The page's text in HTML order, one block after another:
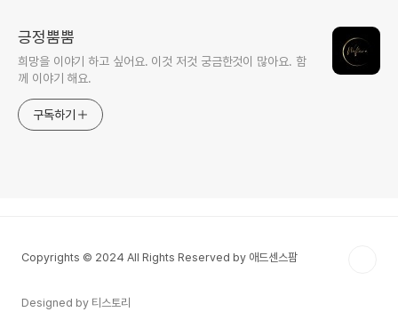
긍정뿜뿜
희망을 이야기 하고 싶어요. 이것 저것 궁금한것이 많아요. 함
께 이야기 해요.
구독하기
Copyrights © 2024 All Rights Reserved by 애드센스팜
Designed by 티스토리